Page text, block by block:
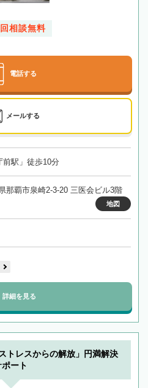
相談無料
電話する
メールする
駅」徒歩10分
那覇市泉崎2-3-20 三医会ビル3階
地図
詳細を見る
トレスからの解放」円満解決
ート